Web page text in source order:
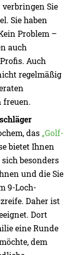
Sie
Sie haben
Problem –
auch
Auch
regelmäßig
freuen.
das „Golf-
bietet Ihnen
besonders
und die Sie
9-Loch-
Daher ist
Dort
eine Runde
dem